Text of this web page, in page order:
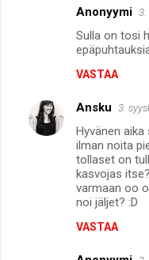
Anonyymi 3.
Sulla on tosi
VASTAA
Ansku 3.
Hyvänen
ilman noita
tollaset on
kasvojas
varmaan oo
noi jäljet? :D
VASTAA